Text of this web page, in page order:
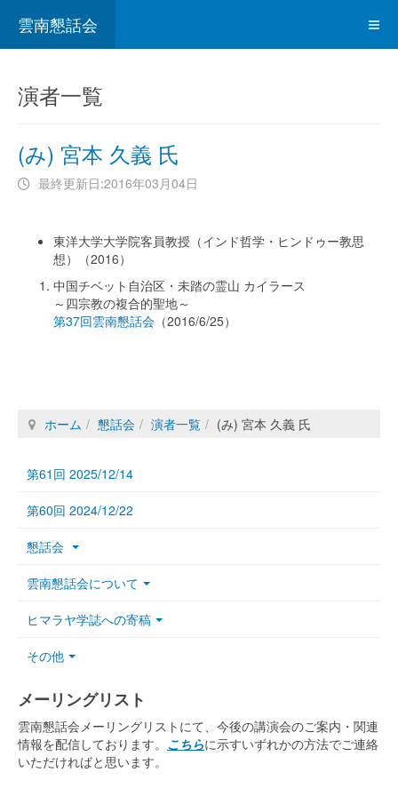
雲南懇話会
演者一覧
(み) 宮本 久義 氏
最終更新日:2016年03月04日
東洋大学大学院客員教授（インド哲学・ヒンドゥー教思
想）（2016）
中国チベット自治区・未踏の霊山 カイラース
～四宗教の複合的聖地～
第37回雲南懇話会 （2016/6/25）
ホーム 懇話会 演者一覧 (み) 宮本 久義 氏
第61回 2025/12/14
第60回 2024/12/22
懇話会
雲南懇話会について
ヒマラヤ学誌への寄稿
その他
メーリングリスト
雲南懇話会メーリングリストにて、今後の講演会のご案内・関連
情報を配信しております。 こちらに示すいずれかの方法でご連絡
いただければと思います。